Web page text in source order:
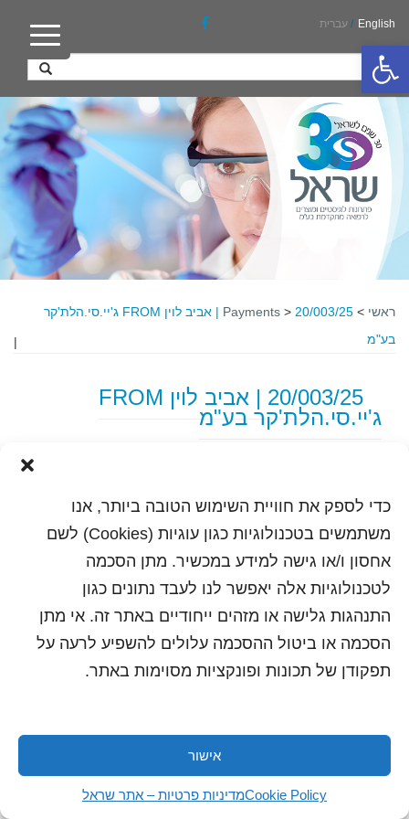
פתח סרגל נגישות
כדי לספק את חוויית השימוש הטובה ביותר, אנו
משתמשים בטכנולוגיות כגון עוגיות (Cookies) לשם
אחסון ו/או גישה למידע במכשיר. מתן הסכמה
לטכנולוגיות אלה יאפשר לנו לעבד נתונים כגון
התנהגות גלישה או מזהים ייחודיים באתר זה. אי מתן
הסכמה או ביטול ההסכמה עלולים להשפיע לרעה על
תפקודן של תכונות ופונקציות מסוימות באתר.
אישור
Cookie Policyמדיניות פרטיות – אתר שראל
English
/ עברית
ראשי >
Payments >
20/003/25 | אביב לוין FROM ג'יי.סי.הלת'קר
בע"מ
|
20/003/25 | אביב לוין FROM
ג'יי.סי.הלת'קר בע"מ
כל הזכויות שמורות לשראל 2018 | עיצוב ותכנות: סטודיו
"היוצרים"